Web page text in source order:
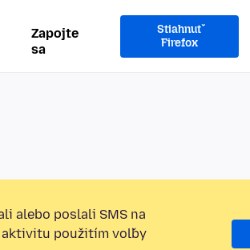
Zapojte
sa
Stiahnuť
Firefox
alebo poslali SMS na
aktivitu použitím voľby